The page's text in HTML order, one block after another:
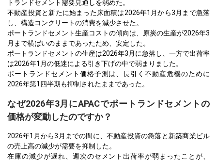
トランドセメント需要見通しを弱めた。
不動産投資と新たに始まった床面積は2026年1月から3月まで急落
し、構造コンクリートの消費を減少させた。
ポートランドセメント生産コストの傾向は、原炭の生産が2026年3
月まで横ばいのままであったため、安定した。
ポートランドセメントの生産は2026年3月に急落し、一方で出荷率
は2026年1月の低迷による引き下げの中で弱まりました。
ポートランドセメント価格予測は、長引く不動産危機のために
2026年第1四半期も抑制されたままであった。
なぜ2026年3月にAPACでポートランドセメントの
価格が変動したのですか？
2026年1月から3月までの間に、不動産投資の急落と新築商業ビル
の売上高の減少が需要を抑制した。
在庫の減少が遅れ、週次のセメント出荷率が弱まったことが、